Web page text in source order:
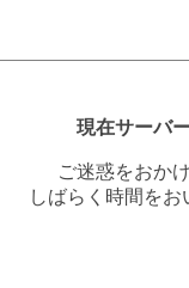
現在サーバ
ご迷惑をおか
しばらく時間を